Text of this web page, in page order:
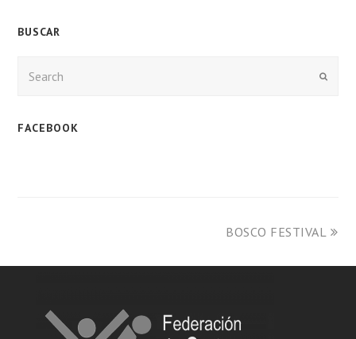
BUSCAR
Enviar
FACEBOOK
BOSCO FESTIVAL